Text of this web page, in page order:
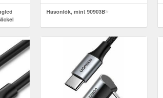
Hasonlók, mint 90903B